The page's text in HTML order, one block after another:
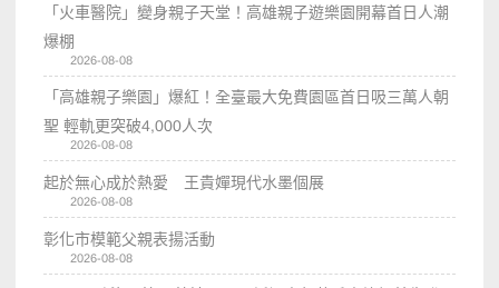
「火車醫院」變身親子天堂！高雄親子遊樂園開幕首日人潮
爆棚
2026-08-08
「高雄親子樂園」爆紅！全臺最大免費園區首日吸三萬人朝
聖 輕軌更突破4,000人次
2026-08-08
起於無心成於熱愛 王貴嬋現代水墨個展
2026-08-08
彰化市模範父親表揚活動
2026-08-08